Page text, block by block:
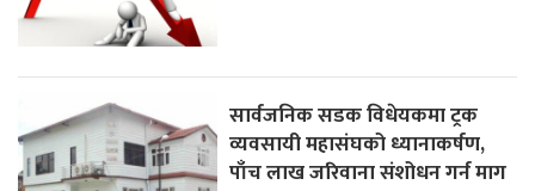
सार्वजनिक सडक विधेयकमा ट्रक
व्यवसायी महासंघको ध्यानाकर्षण,
पाँच लाख जरिवाना संशोधन गर्न माग